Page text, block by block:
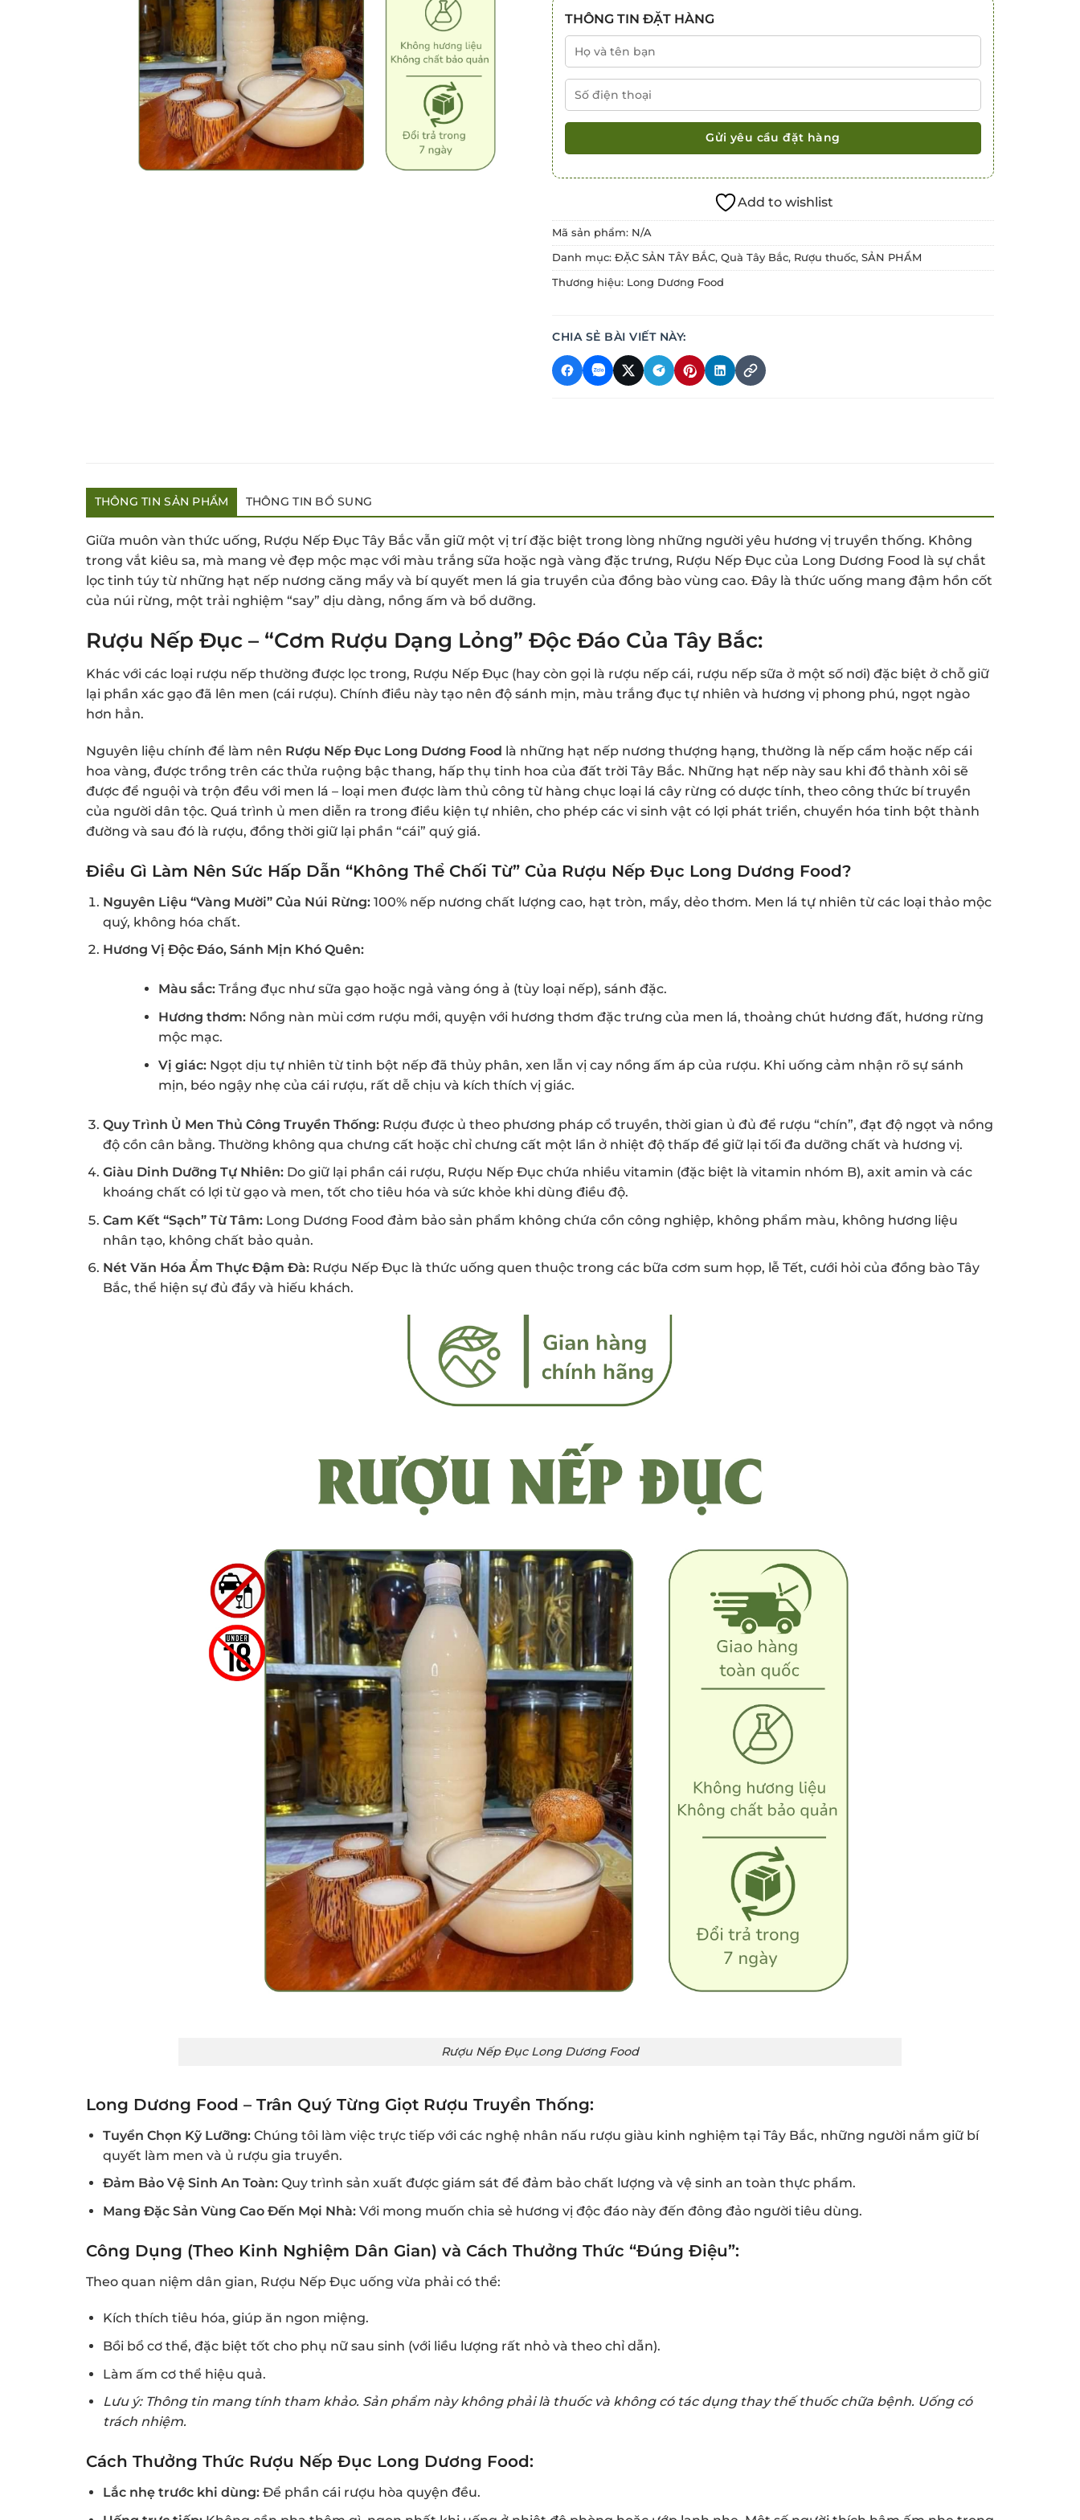
THÔNG TIN ĐẶT HÀNG
Add to wishlist
Mã sản phẩm: N/A
Danh mục: ĐẶC SẢN TÂY BẮC, Quà Tây Bắc, Rượu thuốc, SẢN PHẨM
Thương hiệu: Long Dương Food
CHIA SẺ BÀI VIẾT NÀY:
THÔNG TIN SẢN PHẨM THÔNG TIN BỔ SUNG
Giữa muôn vàn thức uống, Rượu Nếp Đục Tây Bắc vẫn giữ một vị trí đặc biệt trong lòng những người yêu hương vị truyền thống. Không
trong vắt kiêu sa, mà mang vẻ đẹp mộc mạc với màu trắng sữa hoặc ngà vàng đặc trưng, Rượu Nếp Đục của Long Dương Food là sự chắt
lọc tinh túy từ những hạt nếp nương căng mẩy và bí quyết men lá gia truyền của đồng bào vùng cao. Đây là thức uống mang đậm hồn cốt
của núi rừng, một trải nghiệm “say” dịu dàng, nồng ấm và bổ dưỡng.
Rượu Nếp Đục – “Cơm Rượu Dạng Lỏng” Độc Đáo Của Tây Bắc:
Khác với các loại rượu nếp thường được lọc trong, Rượu Nếp Đục (hay còn gọi là rượu nếp cái, rượu nếp sữa ở một số nơi) đặc biệt ở chỗ giữ
lại phần xác gạo đã lên men (cái rượu). Chính điều này tạo nên độ sánh mịn, màu trắng đục tự nhiên và hương vị phong phú, ngọt ngào
hơn hẳn.
Nguyên liệu chính để làm nên Rượu Nếp Đục Long Dương Food là những hạt nếp nương thượng hạng, thường là nếp cẩm hoặc nếp cái
hoa vàng, được trồng trên các thửa ruộng bậc thang, hấp thụ tinh hoa của đất trời Tây Bắc. Những hạt nếp này sau khi đồ thành xôi sẽ
được để nguội và trộn đều với men lá – loại men được làm thủ công từ hàng chục loại lá cây rừng có dược tính, theo công thức bí truyền
của người dân tộc. Quá trình ủ men diễn ra trong điều kiện tự nhiên, cho phép các vi sinh vật có lợi phát triển, chuyển hóa tinh bột thành
đường và sau đó là rượu, đồng thời giữ lại phần “cái” quý giá.
Điều Gì Làm Nên Sức Hấp Dẫn “Không Thể Chối Từ” Của Rượu Nếp Đục Long Dương Food?
Nguyên Liệu “Vàng Mười” Của Núi Rừng:100% nếp nương chất lượng cao, hạt tròn, mẩy, dẻo thơm. Men lá tự nhiên từ các loại thảo mộc
quý, không hóa chất.
Hương Vị Độc Đáo, Sánh Mịn Khó Quên:
Màu sắc:Trắng đục như sữa gạo hoặc ngả vàng óng ả (tùy loại nếp), sánh đặc.
Hương thơm:Nồng nàn mùi cơm rượu mới, quyện với hương thơm đặc trưng của men lá, thoảng chút hương đất, hương rừng
mộc mạc.
Vị giác:Ngọt dịu tự nhiên từ tinh bột nếp đã thủy phân, xen lẫn vị cay nồng ấm áp của rượu. Khi uống cảm nhận rõ sự sánh
mịn, béo ngậy nhẹ của cái rượu, rất dễ chịu và kích thích vị giác.
Quy Trình Ủ Men Thủ Công Truyền Thống:Rượu được ủ theo phương pháp cổ truyền, thời gian ủ đủ để rượu “chín”, đạt độ ngọt và nồng
độ cồn cân bằng. Thường không qua chưng cất hoặc chỉ chưng cất một lần ở nhiệt độ thấp để giữ lại tối đa dưỡng chất và hương vị.
Giàu Dinh Dưỡng Tự Nhiên:Do giữ lại phần cái rượu, Rượu Nếp Đục chứa nhiều vitamin (đặc biệt là vitamin nhóm B), axit amin và các
khoáng chất có lợi từ gạo và men, tốt cho tiêu hóa và sức khỏe khi dùng điều độ.
Cam Kết “Sạch” Từ Tâm:Long Dương Food đảm bảo sản phẩm không chứa cồn công nghiệp, không phẩm màu, không hương liệu
nhân tạo, không chất bảo quản.
Nét Văn Hóa Ẩm Thực Đậm Đà:Rượu Nếp Đục là thức uống quen thuộc trong các bữa cơm sum họp, lễ Tết, cưới hỏi của đồng bào Tây
Bắc, thể hiện sự đủ đầy và hiếu khách.
Rượu Nếp Đục Long Dương Food
Long Dương Food – Trân Quý Từng Giọt Rượu Truyền Thống:
Tuyển Chọn Kỹ Lưỡng:Chúng tôi làm việc trực tiếp với các nghệ nhân nấu rượu giàu kinh nghiệm tại Tây Bắc, những người nắm giữ bí
quyết làm men và ủ rượu gia truyền.
Đảm Bảo Vệ Sinh An Toàn:Quy trình sản xuất được giám sát để đảm bảo chất lượng và vệ sinh an toàn thực phẩm.
Mang Đặc Sản Vùng Cao Đến Mọi Nhà:Với mong muốn chia sẻ hương vị độc đáo này đến đông đảo người tiêu dùng.
Công Dụng (Theo Kinh Nghiệm Dân Gian) và Cách Thưởng Thức “Đúng Điệu”:
Theo quan niệm dân gian, Rượu Nếp Đục uống vừa phải có thể:
Kích thích tiêu hóa, giúp ăn ngon miệng.
Bồi bổ cơ thể, đặc biệt tốt cho phụ nữ sau sinh (với liều lượng rất nhỏ và theo chỉ dẫn).
Làm ấm cơ thể hiệu quả.
Lưu ý: Thông tin mang tính tham khảo. Sản phẩm này không phải là thuốc và không có tác dụng thay thế thuốc chữa bệnh. Uống có
trách nhiệm.
Cách Thưởng Thức Rượu Nếp Đục Long Dương Food:
Lắc nhẹ trước khi dùng:Để phần cái rượu hòa quyện đều.